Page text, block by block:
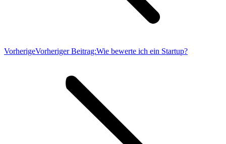
VorherigeVorheriger Beitrag:Wie bewerte ich ein Startup?